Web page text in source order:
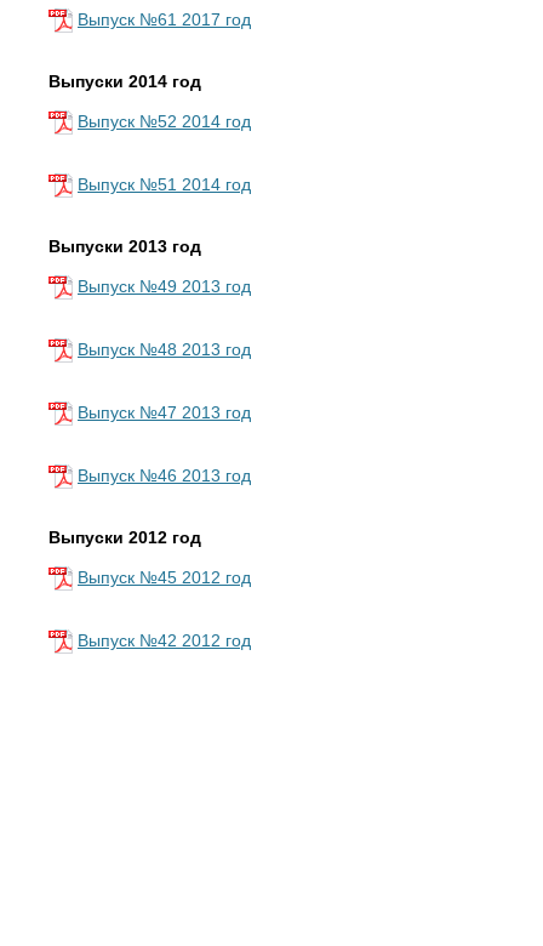
Выпуск №61 2017 год
Выпуски 2014 год
Выпуск №52 2014 год
Выпуск №51 2014 год
Выпуски 2013 год
Выпуск №49 2013 год
Выпуск №48 2013 год
Выпуск №47 2013 год
Выпуск №46 2013 год
Выпуски 2012 год
Выпуск №45 2012 год
Выпуск №42 2012 год